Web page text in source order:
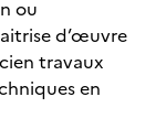
ou
d’œuvre
travaux
en